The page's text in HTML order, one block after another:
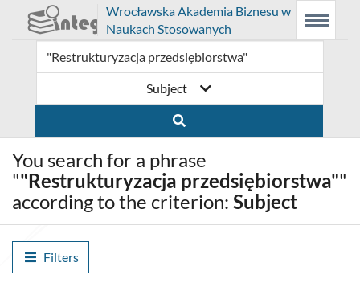
Main
navigation
Searching
Main
content
Prolib
Integro
-
page
Wrocławska Akademia Biznesu w
Naukach Stosowanych
Menu
Subject
You search for a phrase
""Restrukturyzacja przedsiębiorstwa""
according to the criterion: Subject
Filters